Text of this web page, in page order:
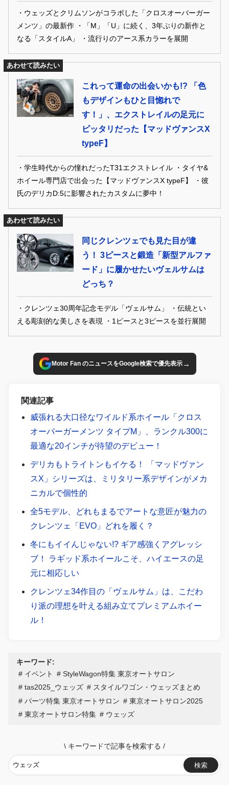
・ウェッズとクリムソンがコラボした「クロスオーバーガー
メンツ」の最新作 ・「M」「U」に続く、3年ぶりの新作と
なる「スタイルA」 ・流行りのアース系カラーを展開
あわせて読みたい
これって運命の出会いかも!? 「色
もデザインもひと目惚れで
す！」、エクストレイルの足元に
ピッタリだった【マッドヴァンスX
typeF】
・学生時代からの憧れだったT31エクストレイル ・タイヤ&
ホイール専門店で出会った【マッドヴァンスX typeF】 ・彼
氏のデリカD:5に影響されたカスタムに夢中！
あわせて読みたい
同じクレンツェでも見た目が違
う！ 3ピースと鍛造「新型アルファ
ード」に履かせたいヴェルサムは
どっち？
・クレンツェ30周年記念モデル「ヴェルサム」 ・伝統とい
える彫刻的な美しさを表現 ・1ピースと3ピースを並行展開
Motor Fan のニュースをGoogle検索で優先表示→
関連記事
威張れる大口径なワイルド系ホイール「クロス
オーバーガーメンツ タイプM」、ランクル300に
最適な20インチが待望のデビュー！
デリカもトライトンもイケる！ 「マッドヴァン
スX」シリーズは、ミリタリー系デザインがメカ
ニカルで個性的
全5モデル、どれもまるでアートな意匠が魅力の
クレンツェ「EVO」どれを履く？
冬にもイイんじゃない!? ギア感強くアグレッシ
ブ！ ラギッド系ホイールこそ、ハイエースの足
元に相応しい
クレンツェ34作目の「ヴェルサム」は、こだわ
り派の理想を叶える組み立てプレミアムホイー
ル！
キーワード:
イベント
StyleWagon特集 東京オートサロン
tas2025_ウェッズ
スタイルワゴン・ウェッズまとめ
パーツ特集 東京オートサロン
東京オートサロン2025
東京オートサロン特集
ウェッズ
\ キーワードで記事を検索する /
検索